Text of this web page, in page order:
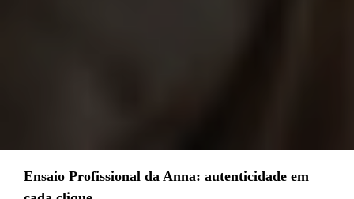
Ensaio Profissional da Anna: autenticidade em